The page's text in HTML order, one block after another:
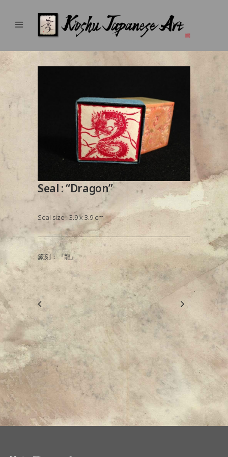
Seal : “Dragon”
Seal size : 3.9 x 3.9 cm
篆刻：『龍』